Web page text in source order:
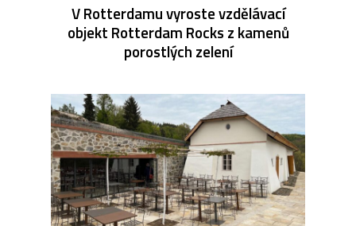
V Rotterdamu vyroste vzdělávací
objekt Rotterdam Rocks z kamenů
porostlých zelení